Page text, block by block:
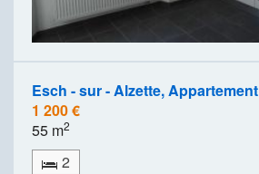
Esch - sur - Alzette, Appartement
1 200 €
55 m2
2